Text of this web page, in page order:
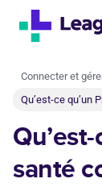
Connecter et
Qu’est-ce qu’un
santé